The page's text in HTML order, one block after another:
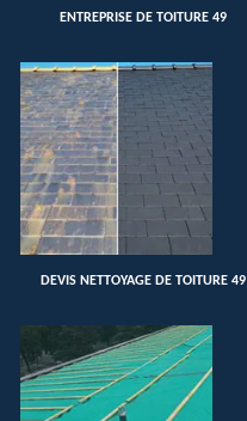
ENTREPRISE DE TOITURE 49
DEVIS NETTOYAGE DE TOITURE 49